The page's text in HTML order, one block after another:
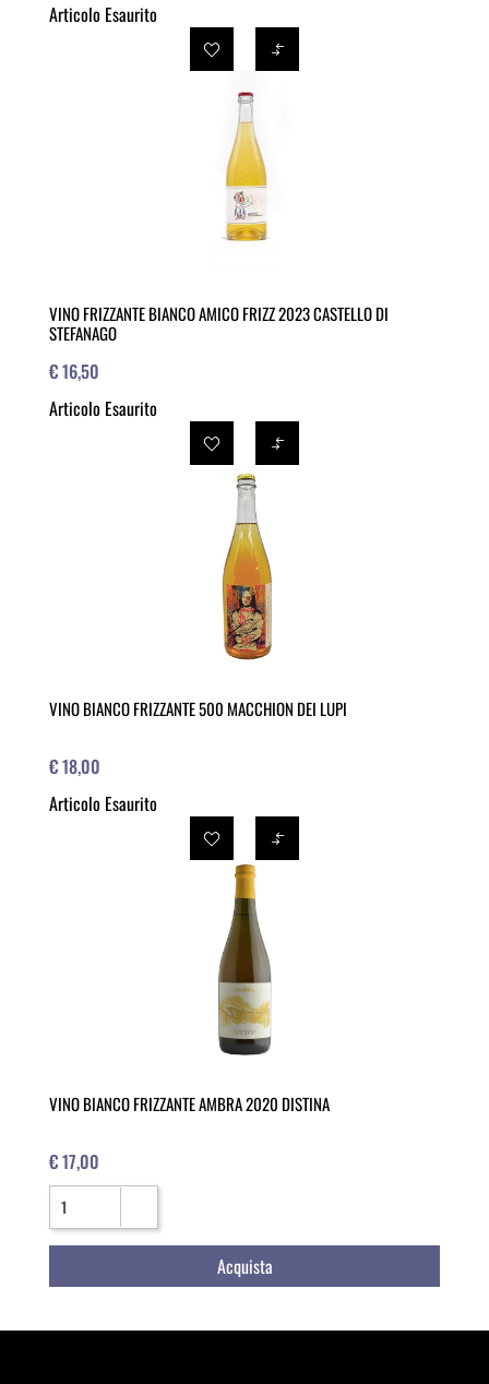
Articolo Esaurito
VINO FRIZZANTE BIANCO AMICO FRIZZ 2023 CASTELLO DI
STEFANAGO
€ 16,50
Articolo Esaurito
VINO BIANCO FRIZZANTE 500 MACCHION DEI LUPI
€ 18,00
Articolo Esaurito
VINO BIANCO FRIZZANTE AMBRA 2020 DISTINA
€ 17,00
Quantità
Acquista